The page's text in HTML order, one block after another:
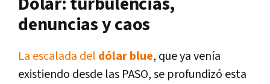
denuncias y caos
La escalada del dólar blue, que ya venía
existiendo desde las PASO, se profundizó esta